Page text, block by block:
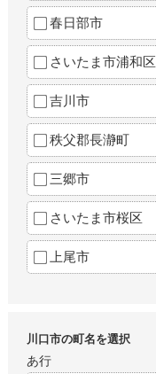
春日部市
さいたま市浦和区
吉川市
秩父郡長瀞町
三郷市
さいたま市桜区
上尾市
川口市の町名を選択
あ行